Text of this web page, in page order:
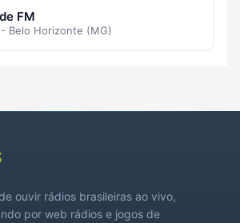
FM
Belo Horizonte (MG)
ouvir rádios brasileiras ao vivo,
por web rádios e jogos de